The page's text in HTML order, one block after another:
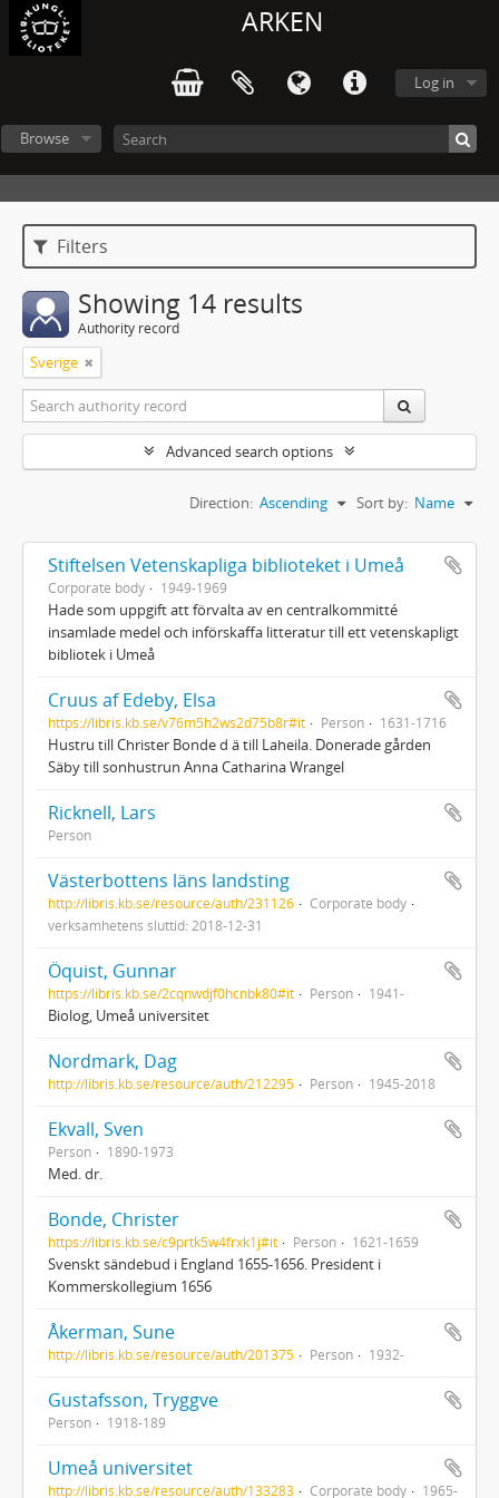
ARKEN
Log in
Browse
Filters
Showing 14 results
Authority record
Sverige
Advanced search options
Sort by: Name
Direction: Ascending
Stiftelsen Vetenskapliga biblioteket i Umeå
Corporate body 1949-1969
Hade som uppgift att förvalta av en centralkommitté
insamlade medel och införskaffa litteratur till ett vetenskapligt
bibliotek i Umeå
Cruus af Edeby, Elsa
https://libris.kb.se/v76m5h2ws2d75b8r#it Person 1631-1716
Hustru till Christer Bonde d ä till Laheila. Donerade gården
Säby till sonhustrun Anna Catharina Wrangel
Ricknell, Lars
Person
Västerbottens läns landsting
http://libris.kb.se/resource/auth/231126
Corporate body
verksamhetens sluttid: 2018-12-31
Öquist, Gunnar
https://libris.kb.se/2cqnwdjf0hcnbk80#it Person 1941-
Biolog, Umeå universitet
Nordmark, Dag
http://libris.kb.se/resource/auth/212295 Person 1945-2018
Ekvall, Sven
Person 1890-1973
Med. dr.
Bonde, Christer
https://libris.kb.se/c9prtk5w4frxk1j#it Person 1621-1659
Svenskt sändebud i England 1655-1656. President i
Kommerskollegium 1656
Åkerman, Sune
http://libris.kb.se/resource/auth/201375 Person 1932-
Gustafsson, Tryggve
Person 1918-189
Umeå universitet
http://libris.kb.se/resource/auth/133283 Corporate body 1965-